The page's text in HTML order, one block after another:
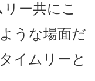
ー共にこ
うな場面だ
イムリーと